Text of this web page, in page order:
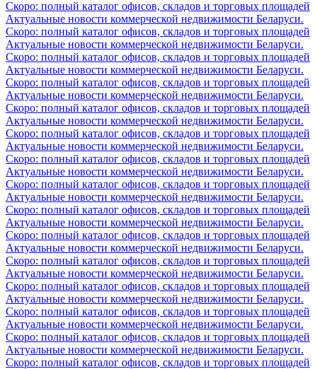
Скоро: полный каталог офисов, складов и торговых площадей
Актуальные новости коммерческой недвижимости Беларуси.
Скоро: полный каталог офисов, складов и торговых площадей
Актуальные новости коммерческой недвижимости Беларуси.
Скоро: полный каталог офисов, складов и торговых площадей
Актуальные новости коммерческой недвижимости Беларуси.
Скоро: полный каталог офисов, складов и торговых площадей
Актуальные новости коммерческой недвижимости Беларуси.
Скоро: полный каталог офисов, складов и торговых площадей
Актуальные новости коммерческой недвижимости Беларуси.
Скоро: полный каталог офисов, складов и торговых площадей
Актуальные новости коммерческой недвижимости Беларуси.
Скоро: полный каталог офисов, складов и торговых площадей
Актуальные новости коммерческой недвижимости Беларуси.
Скоро: полный каталог офисов, складов и торговых площадей
Актуальные новости коммерческой недвижимости Беларуси.
Скоро: полный каталог офисов, складов и торговых площадей
Актуальные новости коммерческой недвижимости Беларуси.
Скоро: полный каталог офисов, складов и торговых площадей
Актуальные новости коммерческой недвижимости Беларуси.
Скоро: полный каталог офисов, складов и торговых площадей
Актуальные новости коммерческой недвижимости Беларуси.
Скоро: полный каталог офисов, складов и торговых площадей
Актуальные новости коммерческой недвижимости Беларуси.
Скоро: полный каталог офисов, складов и торговых площадей
Актуальные новости коммерческой недвижимости Беларуси.
Скоро: полный каталог офисов, складов и торговых площадей
Актуальные новости коммерческой недвижимости Беларуси.
Скоро: полный каталог офисов, складов и торговых площадей